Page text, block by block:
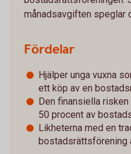
månadsavgiften speglar
Fördelar
Hjälper unga vuxna
ett köp av en
Den finansiella
50 procent av
Likheterna med en
bostadsrättsförening